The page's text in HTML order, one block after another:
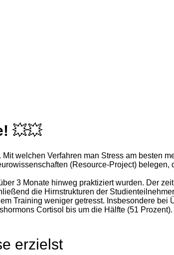
💥💥
welchen Verfahren man Stress am besten
(Resource-Project) belegen,
3 Monate hinweg praktiziert wurden. Der
die Hirnstrukturen der
Training weniger getresst. Insbesondere bei
Cortisol bis um die Hälfte (51 Prozent).
erzielst